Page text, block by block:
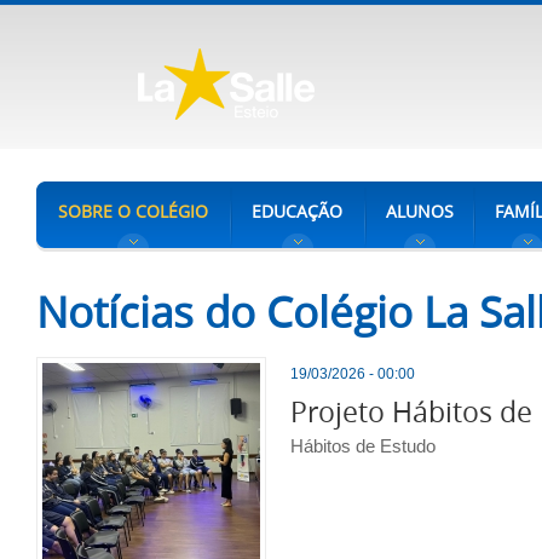
SOBRE O COLÉGIO EDUCAÇÃO ALUNOS
Notícias do Colégio La
19/03/2026 - 00:00
Projeto Hábitos de
Hábitos de Estudo